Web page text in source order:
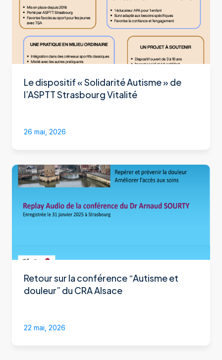
Le dispositif « Solidarité Autisme » de
l’ASPTT Strasbourg Vitalité
26 mai, 2026
Retour sur la conférence “Autisme et
douleur” du CRA Alsace
22 mai, 2026